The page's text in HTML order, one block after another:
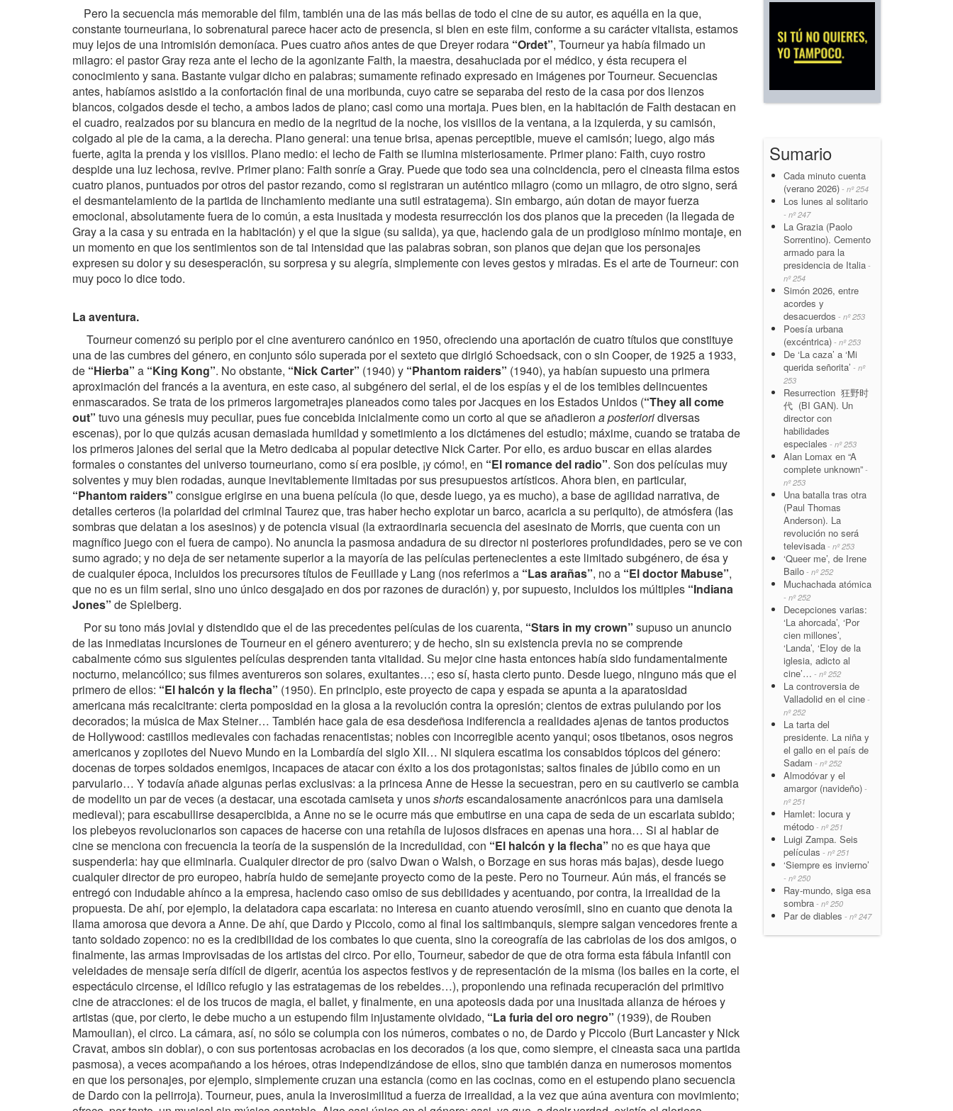
Pero la secuencia más memorable del film, también una de las más bellas de todo el cine de su autor, es aquélla en la que,
constante tourneuriana, lo sobrenatural parece hacer acto de presencia, si bien en este film, conforme a su carácter vitalista, estamos
muy lejos de una intromisión demoníaca. Pues cuatro años antes de que Dreyer rodara “Ordet”, Tourneur ya había filmado un
milagro: el pastor Gray reza ante el lecho de la agonizante Faith, la maestra, desahuciada por el médico, y ésta recupera el
conocimiento y sana. Bastante vulgar dicho en palabras; sumamente refinado expresado en imágenes por Tourneur. Secuencias
antes, habíamos asistido a la confortación final de una moribunda, cuyo catre se separaba del resto de la casa por dos lienzos
blancos, colgados desde el techo, a ambos lados de plano; casi como una mortaja. Pues bien, en la habitación de Faith destacan en
el cuadro, realzados por su blancura en medio de la negritud de la noche, los visillos de la ventana, a la izquierda, y su camisón,
colgado al pie de la cama, a la derecha. Plano general: una tenue brisa, apenas perceptible, mueve el camisón; luego, algo más
fuerte, agita la prenda y los visillos. Plano medio: el lecho de Faith se ilumina misteriosamente. Primer plano: Faith, cuyo rostro
despide una luz lechosa, revive. Primer plano: Faith sonríe a Gray. Puede que todo sea una coincidencia, pero el cineasta filma estos
cuatro planos, puntuados por otros del pastor rezando, como si registraran un auténtico milagro (como un milagro, de otro signo, será
el desmantelamiento de la partida de linchamiento mediante una sutil estratagema). Sin embargo, aún dotan de mayor fuerza
emocional, absolutamente fuera de lo común, a esta inusitada y modesta resurrección los dos planos que la preceden (la llegada de
Gray a la casa y su entrada en la habitación) y el que la sigue (su salida), ya que, haciendo gala de un prodigioso mínimo montaje, en
un momento en que los sentimientos son de tal intensidad que las palabras sobran, son planos que dejan que los personajes
expresen su dolor y su desesperación, su sorpresa y su alegría, simplemente con leves gestos y miradas. Es el arte de Tourneur: con
muy poco lo dice todo.
La aventura.
Tourneur comenzó su periplo por el cine aventurero canónico en 1950, ofreciendo una aportación de cuatro títulos que constituye
una de las cumbres del género, en conjunto sólo superada por el sexteto que dirigió Schoedsack, con o sin Cooper, de 1925 a 1933,
de “Hierba” a “King Kong”. No obstante, “Nick Carter” (1940) y “Phantom raiders” (1940), ya habían supuesto una primera
aproximación del francés a la aventura, en este caso, al subgénero del serial, el de los espías y el de los temibles delincuentes
enmascarados. Se trata de los primeros largometrajes planeados como tales por Jacques en los Estados Unidos (“They all come
out” tuvo una génesis muy peculiar, pues fue concebida inicialmente como un corto al que se añadieron a posterioridiversas
escenas), por lo que quizás acusan demasiada humildad y sometimiento a los dictámenes del estudio; máxime, cuando se trataba de
los primeros jalones del serial que la Metro dedicaba al popular detective Nick Carter. Por ello, es arduo buscar en ellas alardes
formales o constantes del universo tourneuriano, como sí era posible, ¡y cómo!, en “El romance del radio”. Son dos películas muy
solventes y muy bien rodadas, aunque inevitablemente limitadas por sus presupuestos artísticos. Ahora bien, en particular,
“Phantom raiders” consigue erigirse en una buena película (lo que, desde luego, ya es mucho), a base de agilidad narrativa, de
detalles certeros (la polaridad del criminal Taurez que, tras haber hecho explotar un barco, acaricia a su periquito), de atmósfera (las
sombras que delatan a los asesinos) y de potencia visual (la extraordinaria secuencia del asesinato de Morris, que cuenta con un
magnífico juego con el fuera de campo). No anuncia la pasmosa andadura de su director ni posteriores profundidades, pero se ve con
sumo agrado; y no deja de ser netamente superior a la mayoría de las películas pertenecientes a este limitado subgénero, de ésa y
de cualquier época, incluidos los precursores títulos de Feuillade y Lang (nos referimos a “Las arañas”, no a “El doctor Mabuse”,
que no es un film serial, sino uno único desgajado en dos por razones de duración) y, por supuesto, incluidos los múltiples “Indiana
Jones” de Spielberg.
Por su tono más jovial y distendido que el de las precedentes películas de los cuarenta, “Stars in my crown” supuso un anuncio
de las inmediatas incursiones de Tourneur en el género aventurero; y de hecho, sin su existencia previa no se comprende
cabalmente cómo sus siguientes películas desprenden tanta vitalidad. Su mejor cine hasta entonces había sido fundamentalmente
nocturno, melancólico; sus filmes aventureros son solares, exultantes…; eso sí, hasta cierto punto. Desde luego, ninguno más que el
primero de ellos: “El halcón y la flecha” (1950). En principio, este proyecto de capa y espada se apunta a la aparatosidad
americana más recalcitrante: cierta pomposidad en la glosa a la revolución contra la opresión; cientos de extras pululando por los
decorados; la música de Max Steiner… También hace gala de esa desdeñosa indiferencia a realidades ajenas de tantos productos
de Hollywood: castillos medievales con fachadas renacentistas; nobles con incorregible acento yanqui; osos tibetanos, osos negros
americanos y zopilotes del Nuevo Mundo en la Lombardía del siglo XII… Ni siquiera escatima los consabidos tópicos del género:
docenas de torpes soldados enemigos, incapaces de atacar con éxito a los dos protagonistas; saltos finales de júbilo como en un
parvulario… Y todavía añade algunas perlas exclusivas: a la princesa Anne de Hesse la secuestran, pero en su cautiverio se cambia
de modelito un par de veces (a destacar, una escotada camiseta y unosshortsescandalosamente anacrónicos para una damisela
medieval); para escabullirse desapercibida, a Anne no se le ocurre más que embutirse en una capa de seda de un escarlata subido;
los plebeyos revolucionarios son capaces de hacerse con una retahíla de lujosos disfraces en apenas una hora… Si al hablar de
cine se menciona con frecuencia la teoría de la suspensión de la incredulidad, con “El halcón y la flecha” no es que haya que
suspenderla: hay que eliminarla. Cualquier director de pro (salvo Dwan o Walsh, o Borzage en sus horas más bajas), desde luego
cualquier director de pro europeo, habría huido de semejante proyecto como de la peste. Pero no Tourneur. Aún más, el francés se
entregó con indudable ahínco a la empresa, haciendo caso omiso de sus debilidades y acentuando, por contra, la irrealidad de la
propuesta. De ahí, por ejemplo, la delatadora capa escarlata: no interesa en cuanto atuendo verosímil, sino en cuanto que denota la
llama amorosa que devora a Anne. De ahí, que Dardo y Piccolo, como al final los saltimbanquis, siempre salgan vencedores frente a
tanto soldado zopenco: no es la credibilidad de los combates lo que cuenta, sino la coreografía de las cabriolas de los dos amigos, o
finalmente, las armas improvisadas de los artistas del circo. Por ello, Tourneur, sabedor de que de otra forma esta fábula infantil con
veleidades de mensaje sería difícil de digerir, acentúa los aspectos festivos y de representación de la misma (los bailes en la corte, el
espectáculo circense, el idílico refugio y las estratagemas de los rebeldes…), proponiendo una refinada recuperación del primitivo
cine de atracciones: el de los trucos de magia, el ballet, y finalmente, en una apoteosis dada por una inusitada alianza de héroes y
artistas (que, por cierto, le debe mucho a un estupendo film injustamente olvidado, “La furia del oro negro” (1939), de Rouben
Mamoulian), el circo. La cámara, así, no sólo se columpia con los números, combates o no, de Dardo y Piccolo (Burt Lancaster y Nick
Cravat, ambos sin doblar), o con sus portentosas acrobacias en los decorados (a los que, como siempre, el cineasta saca una partida
pasmosa), a veces acompañando a los héroes, otras independizándose de ellos, sino que también danza en numerosos momentos
en que los personajes, por ejemplo, simplemente cruzan una estancia (como en las cocinas, como en el estupendo plano secuencia
de Dardo con la pelirroja). Tourneur, pues, anula la inverosimilitud a fuerza de irrealidad, a la vez que aúna aventura con movimiento;
Sumario
Cada minuto cuenta
(verano 2026) - nº 254
Los lunes al solitario
- nº 247
La Grazia (Paolo
Sorrentino). Cemento
armado para la
presidencia de Italia -
nº 254
Simón 2026, entre
acordes y
desacuerdos - nº 253
Poesía urbana
(excéntrica) - nº 253
De ‘La caza’ a ‘Mi
querida señorita’ - nº
253
Resurrection 狂野时
代 (BI GAN). Un
director con
habilidades
especiales - nº 253
Alan Lomax en “A
complete unknown” -
nº 253
Una batalla tras otra
(Paul Thomas
Anderson). La
revolución no será
televisada - nº 253
‘Queer me’, de Irene
Bailo - nº 252
Muchachada atómica
- nº 252
Decepciones varias:
‘La ahorcada’, ‘Por
cien millones’,
‘Landa’, ‘Eloy de la
iglesia, adicto al
cine’… - nº 252
La controversia de
Valladolid en el cine -
nº 252
La tarta del
presidente. La niña y
el gallo en el país de
Sadam - nº 252
Almodóvar y el
amargor (navideño) -
nº 251
Hamlet: locura y
método - nº 251
Luigi Zampa. Seis
películas - nº 251
‘Siempre es invierno’
- nº 250
Ray-mundo, siga esa
sombra - nº 250
Par de diables - nº 247